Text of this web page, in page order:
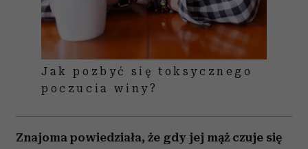
Jak pozbyć się toksycznego
poczucia winy?
Znajoma powiedziała, że gdy jej mąż czuje się